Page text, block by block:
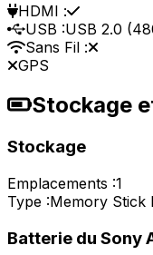
HDMI :
USB :USB 2.0
Sans Fil :
GPS
Stockage
Stockage
Emplacements :1
Type :Memory Stick
Batterie du Sony